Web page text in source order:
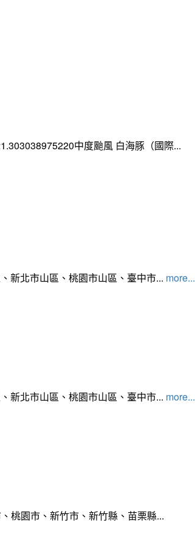
中度颱風 白海豚（國際...
新北市山區、桃園市山區、臺中市... more...
新北市山區、桃園市山區、臺中市... more...
桃園市、新竹市、新竹縣、苗栗縣...